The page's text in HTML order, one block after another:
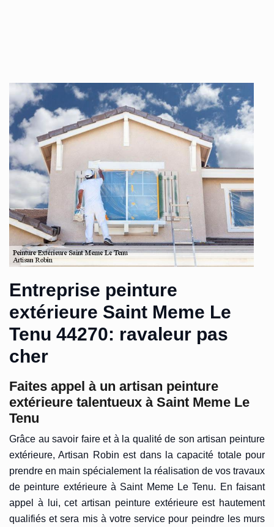
Entreprise peinture
extérieure Saint Meme Le
Tenu 44270: ravaleur pas
cher
Faites appel à un artisan peinture
extérieure talentueux à Saint Meme Le
Tenu
Grâce au savoir faire et à la qualité de son artisan peinture
extérieure, Artisan Robin est dans la capacité totale pour
prendre en main spécialement la réalisation de vos travaux
de peinture extérieure à Saint Meme Le Tenu. En faisant
appel à lui, cet artisan peinture extérieure est hautement
qualifiés et sera mis à votre service pour peindre les murs